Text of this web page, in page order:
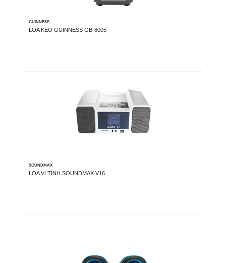
GUINNESS
LOA KÉO GUINNESS GB-8005
SOUNDMAX
LOA VI TÍNH SOUNDMAX V16